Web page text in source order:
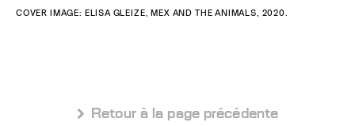
COVER IMAGE: ELISA GLEIZE, MEX AND THE ANIMALS, 2020.
 Retour à la page précédente